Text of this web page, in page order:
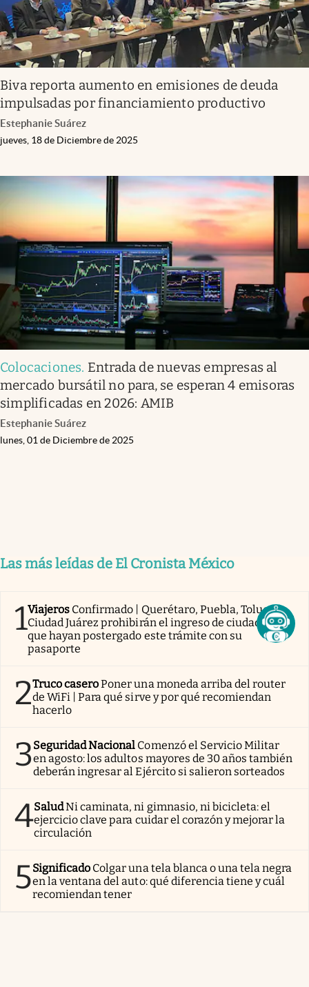
Biva reporta aumento en emisiones de deuda
impulsadas por financiamiento productivo
Estephanie Suárez
jueves, 18 de Diciembre de 2025
Colocaciones. Entrada de nuevas empresas al
mercado bursátil no para, se esperan 4 emisoras
simplificadas en 2026: AMIB
Estephanie Suárez
lunes, 01 de Diciembre de 2025
Las más leídas de El Cronista México
1Viajeros Confirmado | Querétaro, Puebla, Toluca y
Ciudad Juárez prohibirán el ingreso de ciudadanos
que hayan postergado este trámite con su
pasaporte
2Truco caseroPoner una moneda arriba del router
de WiFi | Para qué sirve y por qué recomiendan
hacerlo
3Seguridad Nacional Comenzó el Servicio Militar
en agosto: los adultos mayores de 30 años también
deberán ingresar al Ejército si salieron sorteados
4SaludNi caminata, ni gimnasio, ni bicicleta: el
ejercicio clave para cuidar el corazón y mejorar la
circulación
5Significado Colgar una tela blanca o una tela negra
en la ventana del auto: qué diferencia tiene y cuál
recomiendan tener